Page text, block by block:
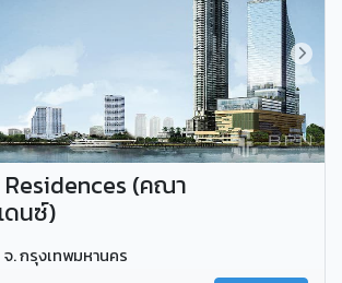
Residences (คณา
ดนซ์)
จ. กรุงเทพมหานคร